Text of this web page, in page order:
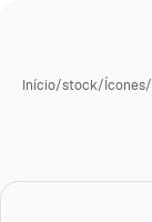
Início/stock/Ícones/